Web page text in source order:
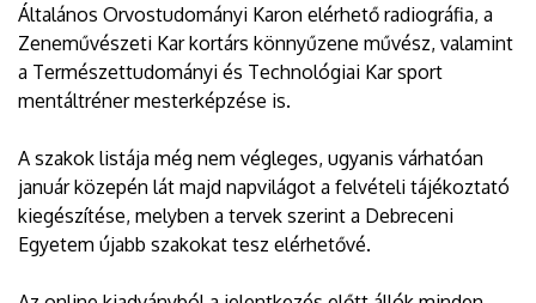
Általános Orvostudományi Karon elérhető radiográfia, a
Zeneművészeti Kar kortárs könnyűzene művész, valamint
a Természettudományi és Technológiai Kar sport
mentáltréner mesterképzése is.
A szakok listája még nem végleges, ugyanis várhatóan
január közepén lát majd napvilágot a felvételi tájékoztató
kiegészítése, melyben a tervek szerint a Debreceni
Egyetem újabb szakokat tesz elérhetővé.